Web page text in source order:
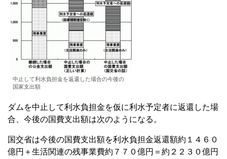
中止して利水負担金を返還した場合の今後の
国家支出額
ダムを中止して利水負担金を仮に利水予定者に返還した場
合、今後の国費支出額は次のようになる。
国交省は今後の国費支出額を利水負担金返還額約１４６０
億円＋生活関連の残事業費約７７０億円＝約２２３０億円